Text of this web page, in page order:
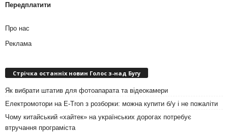
Передплатити
Про нас
Реклама
Стрічка останніх новин Голос з-над Бугу
Як вибрати штатив для фотоапарата та відеокамери
Електромотори на E-Tron з розборки: можна купити б/у і не пожаліти
Чому китайський «хайтек» на українських дорогах потребує
втручання програміста